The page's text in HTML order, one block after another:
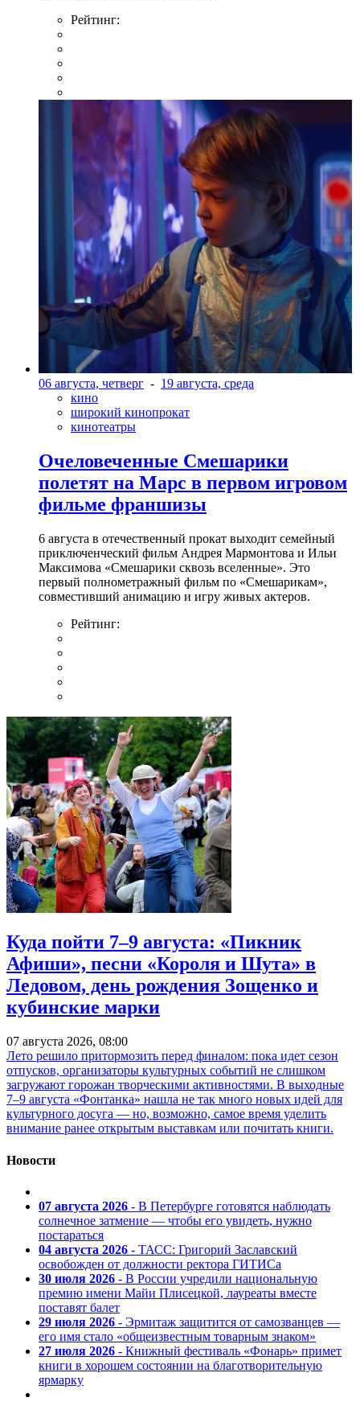
Рейтинг:
06 августа, четверг - 19 августа, среда
кино
широкий кинопрокат
кинотеатры
Очеловеченные Смешарики
полетят на Марс в первом игровом
фильме франшизы
6 августа в отечественный прокат выходит семейный
приключенческий фильм Андрея Мармонтова и Ильи
Максимова «Смешарики сквозь вселенные». Это
первый полнометражный фильм по «Смешарикам»,
совместивший анимацию и игру живых актеров.
Рейтинг:
Куда пойти 7–9 августа: «Пикник
Афиши», песни «Короля и Шута» в
Ледовом, день рождения Зощенко и
кубинские марки
07 августа 2026, 08:00
Лето решило притормозить перед финалом: пока идет сезон
отпусков, организаторы культурных событий не слишком
загружают горожан творческими активностями. В выходные
7–9 августа «Фонтанка» нашла не так много новых идей для
культурного досуга — но, возможно, самое время уделить
внимание ранее открытым выставкам или почитать книги.
Новости
07 августа 2026 - В Петербурге готовятся наблюдать
солнечное затмение — чтобы его увидеть, нужно
постараться
04 августа 2026 - ТАСС: Григорий Заславский
освобожден от должности ректора ГИТИСа
30 июля 2026 - В России учредили национальную
премию имени Майи Плисецкой, лауреаты вместе
поставят балет
29 июля 2026 - Эрмитаж защитится от самозванцев —
его имя стало «общеизвестным товарным знаком»
27 июля 2026 - Книжный фестиваль «Фонарь» примет
книги в хорошем состоянии на благотворительную
ярмарку